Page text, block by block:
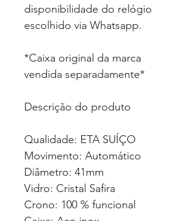
disponibilidade do relógio
escolhido via Whatsapp.
*Caixa original da marca
vendida separadamente*
Descrição do produto
Qualidade: ETA SUÍÇO
Movimento: Automático
Diâmetro: 41mm
Vidro: Cristal Safira
Crono: 100 % funcional